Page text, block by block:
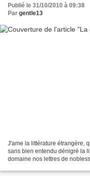
Publié le 31/10/2010 à 09:38
Par gentle13
J'ame la littérature étrangère,
sans bien entendu dénigré la
domaine nos lettres de